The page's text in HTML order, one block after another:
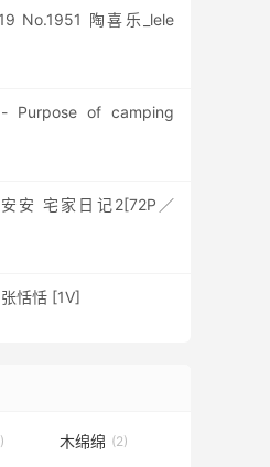
No.1951 陶喜乐_lele
Purpose of camping
安 宅家日记2[72P／
恬恬 [1V]
木绵绵 (2)